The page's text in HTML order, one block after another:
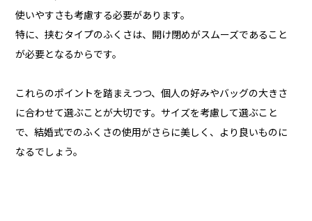
使いやすさも考慮する必要があります。
特に、挟むタイプのふくさは、開け閉めがスムーズであること
が必要となるからです。
これらのポイントを踏まえつつ、個人の好みやバッグの大きさ
に合わせて選ぶことが大切です。サイズを考慮して選ぶこと
で、結婚式でのふくさの使用がさらに美しく、より良いものに
なるでしょう。